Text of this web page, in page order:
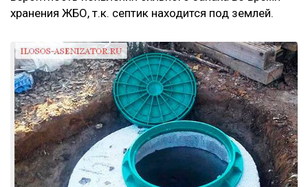
хранения ЖБО, т.к. септик находится под землей.